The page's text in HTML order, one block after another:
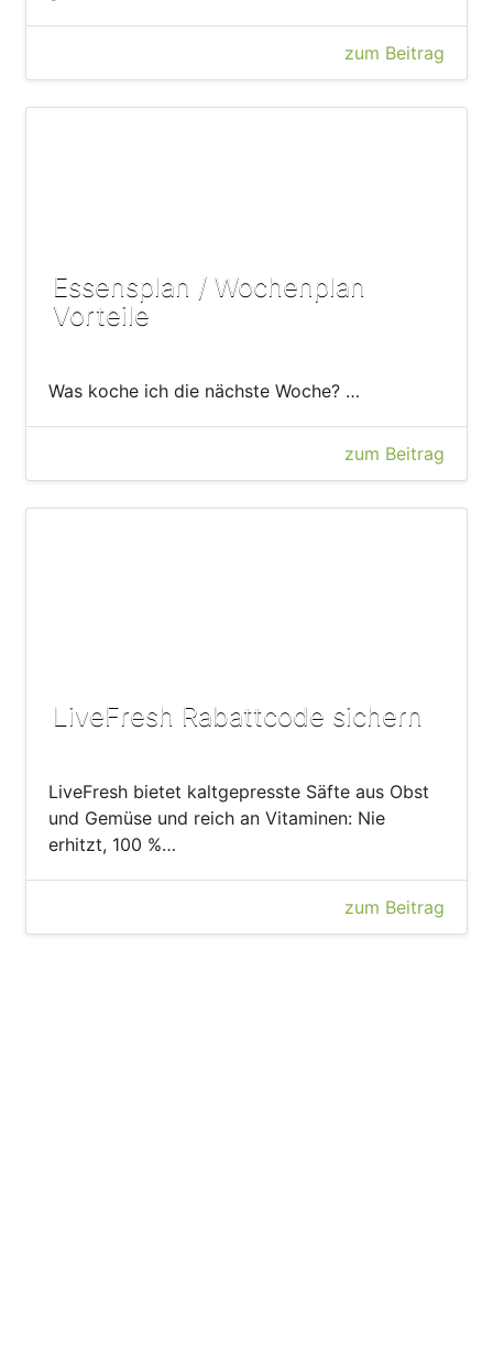
zum Beitrag
Essensplan / Wochenplan
Vorteile
Was koche ich die nächste Woche? …
zum Beitrag
LiveFresh Rabattcode sichern
LiveFresh bietet kaltgepresste Säfte aus Obst
und Gemüse und reich an Vitaminen: Nie
erhitzt, 100 %…
zum Beitrag